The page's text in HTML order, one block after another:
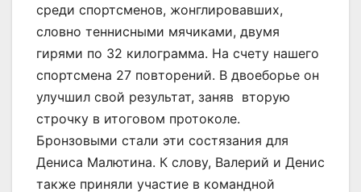
среди спортсменов, жонглировавших,
словно теннисными мячиками, двумя
гирями по 32 килограмма. На счету нашего
спортсмена 27 повторений. В двоеборье он
улучшил свой результат, заняв вторую
строчку в итоговом протоколе.
Бронзовыми стали эти состязания для
Дениса Малютина. К слову, Валерий и Денис
также приняли участие в командной